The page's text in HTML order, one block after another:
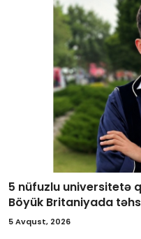
5 nüfuzlu universitetə
Böyük Britaniyada
5 Avqust, 2026